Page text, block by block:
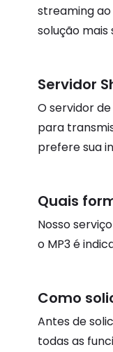
streaming ao
solução
Servidor
O servidor
para
prefere sua
Quais
Nosso
o MP3 é
Como
Antes de
todas as